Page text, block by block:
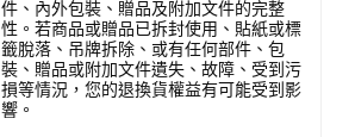
件、內外包裝、贈品及附加文件的完整
性。若商品或贈品已拆封使用、貼紙或標
籤脫落、吊牌拆除、或有任何部件、包
裝、贈品或附加文件遺失、故障、受到污
損等情況，您的退換貨權益有可能受到影
響。